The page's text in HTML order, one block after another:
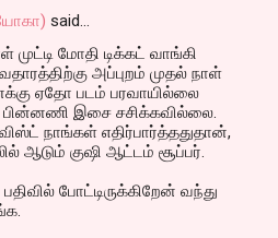
said…
முட்டி மோதி டிக்கட் வாங்கி
அப்புறம் முதல் நாள்
ஏதோ படம் பரவாயில்லை
பின்னணி இசை சசிக்கவில்லை.
நாங்கள் எதிர்பார்த்ததுதான்,
ஆடும் குஷி ஆட்டம் சூப்பர்.
போட்டிருக்கிறேன் வந்து